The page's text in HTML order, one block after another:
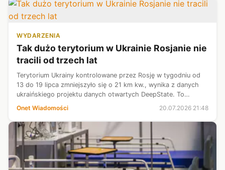
WYDARZENIA
Tak dużo terytorium w Ukrainie Rosjanie nie
tracili od trzech lat
Terytorium Ukrainy kontrolowane przez Rosję w tygodniu od
13 do 19 lipca zmniejszyło się o 21 km kw., wynika z danych
ukraińskiego projektu danych otwartych DeepState. To
czwarty tydzień w tym roku, gdy według DeepState Moskwa
traci terytorium. Są to...
Onet Wiadomości 20.07.2026 21:48